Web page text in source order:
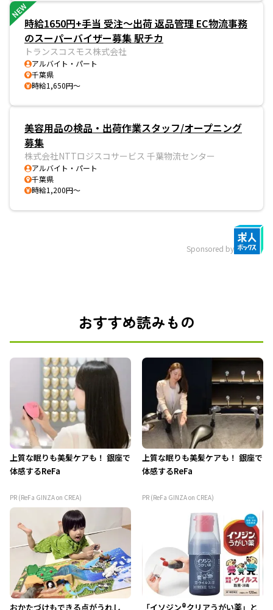
NEW
時給1650円+手当 受注～出荷 返品管理 EC物流事務
のスーパーバイザー募集 駅チカ
トランスコスモス株式会社
アルバイト・パート
千葉県
時給1,650円～
美容用品の検品・出荷作業スタッフ/オープニング
募集
株式会社NTTロジスコサービス 千葉物流センター
アルバイト・パート
千葉県
時給1,200円～
Sponsored by
おすすめ読みもの
上質な眠りも美髪ケアも！ 銀座で
体感するReFa
PR (ReFa GINZA on CREA)
上質な眠りも美髪ケアも！ 銀座で
体感するReFa
PR (ReFa GINZA on CREA)
おかたづけもできる点がうれし 「イソジン®クリアうがい薬」と